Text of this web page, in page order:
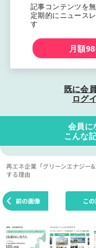
記事コンテンツを
定期的にニュース
す
月額
既に会
ログ
会員に
こんな
再エネ企業「グリーンエナジー
する理由
前の画像 こ